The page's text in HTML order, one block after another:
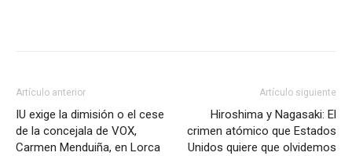
Artículo anterior
IU exige la dimisión o el cese
de la concejala de VOX,
Carmen Menduiña, en Lorca
Artículo siguiente
Hiroshima y Nagasaki: El
crimen atómico que Estados
Unidos quiere que olvidemos